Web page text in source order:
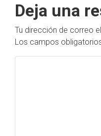
Deja una
Tu dirección de correo
Los campos